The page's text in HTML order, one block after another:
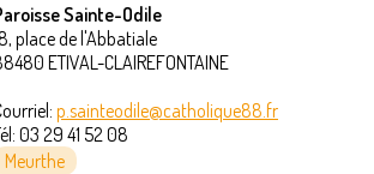
Sainte-Odile
place de l'Abbatiale
ETIVAL-CLAIREFONTAINE
p.sainteodile@catholique88.fr
03 29 41 52 08
Meurthe